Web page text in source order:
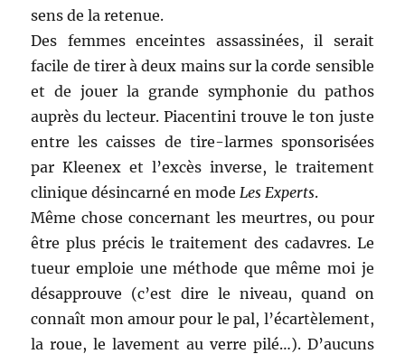
sens de la retenue.
Des femmes enceintes assassinées, il serait
facile de tirer à deux mains sur la corde sensible
et de jouer la grande symphonie du pathos
auprès du lecteur. Piacentini trouve le ton juste
entre les caisses de tire-larmes sponsorisées
par Kleenex et l’excès inverse, le traitement
clinique désincarné en mode Les Experts.
Même chose concernant les meurtres, ou pour
être plus précis le traitement des cadavres. Le
tueur emploie une méthode que même moi je
désapprouve (c’est dire le niveau, quand on
connaît mon amour pour le pal, l’écartèlement,
la roue, le lavement au verre pilé…). D’aucuns